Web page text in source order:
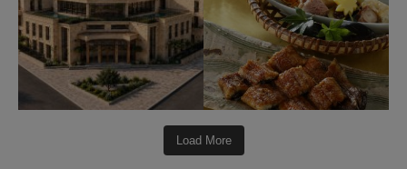
Load More